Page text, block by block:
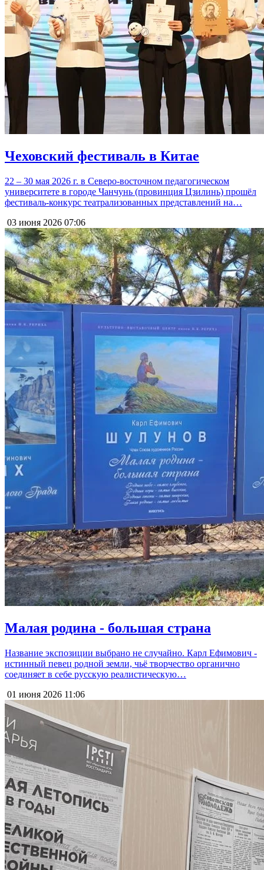
Чеховский фестиваль в Китае
22 – 30 мая 2026 г. в Северо-восточном педагогическом
университете в городе Чанчунь (провинция Цзилинь) прошёл
фестиваль-конкурс театрализованных представлений на…
03 июня 2026 07:06
Малая родина - большая страна
Название экспозиции выбрано не случайно. Карл Ефимович -
истинный певец родной земли, чьё творчество органично
соединяет в себе русскую реалистическую…
01 июня 2026 11:06